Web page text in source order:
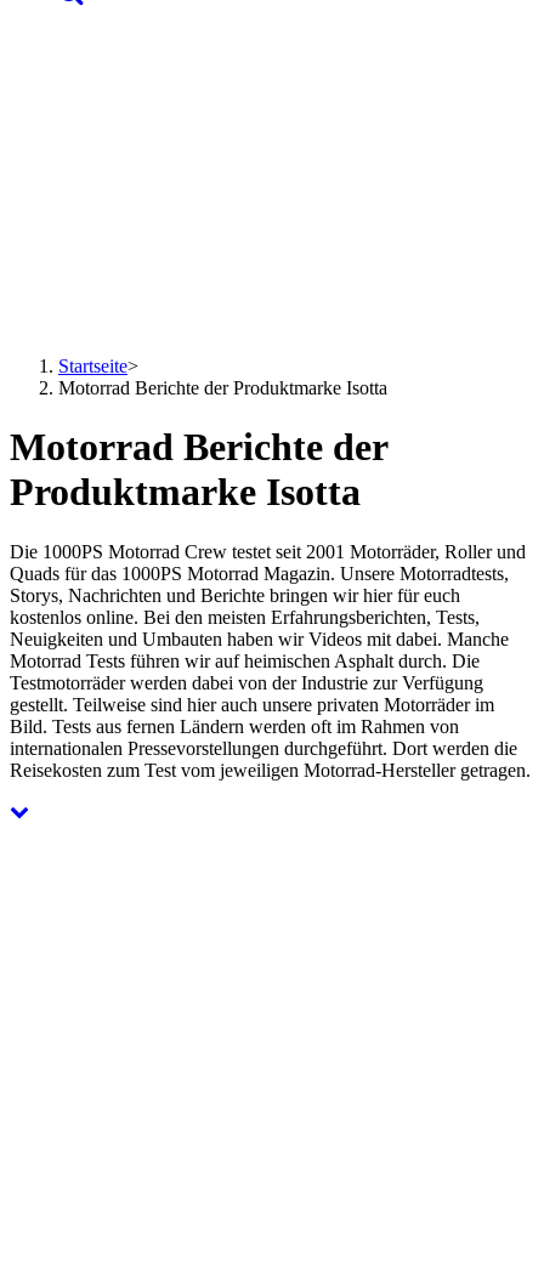
Startseite>
Motorrad Berichte der Produktmarke Isotta
Motorrad Berichte der
Produktmarke Isotta
Die 1000PS Motorrad Crew testet seit 2001 Motorräder, Roller und
Quads für das 1000PS Motorrad Magazin. Unsere Motorradtests,
Storys, Nachrichten und Berichte bringen wir hier für euch
kostenlos online. Bei den meisten Erfahrungsberichten, Tests,
Neuigkeiten und Umbauten haben wir Videos mit dabei. Manche
Motorrad Tests führen wir auf heimischen Asphalt durch. Die
Testmotorräder werden dabei von der Industrie zur Verfügung
gestellt. Teilweise sind hier auch unsere privaten Motorräder im
Bild. Tests aus fernen Ländern werden oft im Rahmen von
internationalen Pressevorstellungen durchgeführt. Dort werden die
Reisekosten zum Test vom jeweiligen Motorrad-Hersteller getragen.